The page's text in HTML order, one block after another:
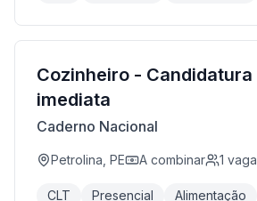
Cozinheiro - Candidatura
imediata
Caderno Nacional
Petrolina, PE A combinar 1 vaga
CLT Presencial Alimentação